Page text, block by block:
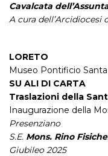
Cavalcata
A cura dell’Arcidiocesi
LORETO
Museo Pontificio
SU ALI DI CARTA
Traslazioni della
Inaugurazione della
Presenziano
S.E. Mons. Rino
Giubileo 2025